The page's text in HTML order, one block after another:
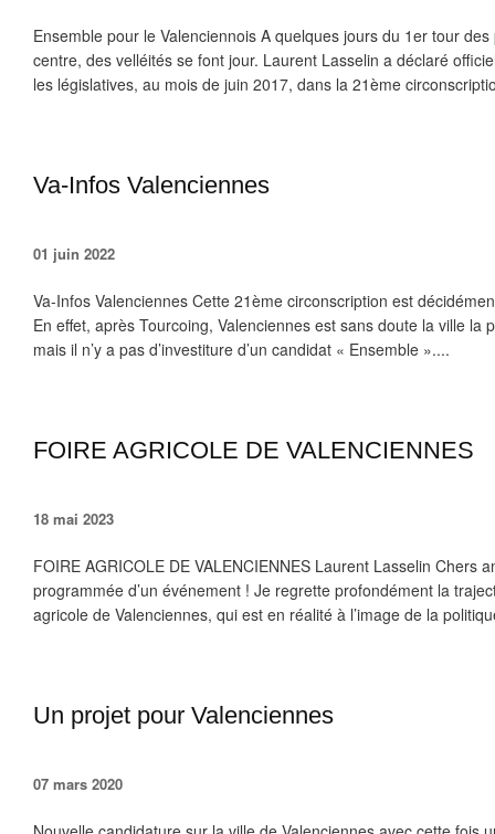
Ensemble pour le Valenciennois A quelques jours du 1er tour
centre, des velléités se font jour. Laurent Lasselin a déclaré
les législatives, au mois de juin 2017, dans la 21ème
Va-Infos Valenciennes
01 juin 2022
Va-Infos Valenciennes Cette 21ème circonscription est
En effet, après Tourcoing, Valenciennes est sans doute la ville la
mais il n’y a pas d’investiture d’un candidat « Ensemble »....
FOIRE AGRICOLE DE VALENCIENNES
18 mai 2023
FOIRE AGRICOLE DE VALENCIENNES Laurent Lasselin Chers
programmée d’un événement ! Je regrette profondément la
agricole de Valenciennes, qui est en réalité à l’image de la
Un projet pour Valenciennes
07 mars 2020